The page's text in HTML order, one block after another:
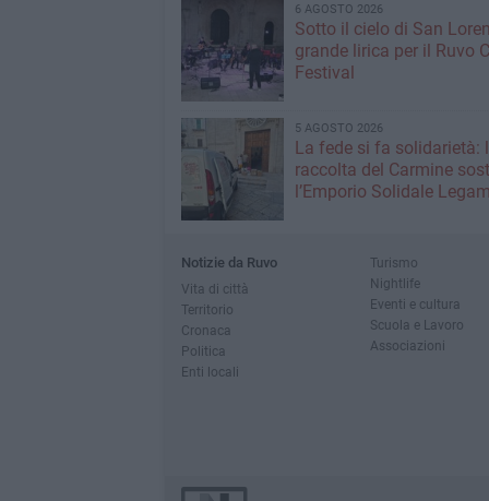
6 AGOSTO 2026
Sotto il cielo di San
grande lirica per il Ruvo
Festival
5 AGOSTO 2026
La fede si fa solidarietà:
raccolta del Carmine
l’Emporio Solidale
Notizie da Ruvo
Vita di città
Territorio
Cronaca
Politica
Enti locali
Turismo
Nightlife
Eventi e cultura
Scuola e Lavoro
Associazioni